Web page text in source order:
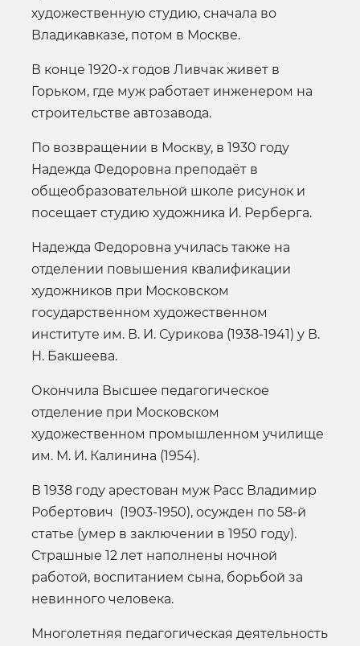
художественную студию, сначала во
Владикавказе, потом в Москве.
В конце 1920-х годов Ливчак живет в
Горьком, где муж работает инженером на
строительстве автозавода.
По возвращении в Москву, в 1930 году
Надежда Федоровна преподаёт в
общеобразовательной школе рисунок и
посещает студию художника И. Рерберга.
Надежда Федоровна училась также на
отделении повышения квалификации
художников при Московском
государственном художественном
институте им. В. И. Сурикова (1938-1941) у В.
Н. Бакшеева.
Окончила Высшее педагогическое
отделение при Московском
художественном промышленном училище
им. М. И. Калинина (1954).
В 1938 году арестован муж Расс Владимир
Робертович (1903-1950), осужден по 58-й
статье (умер в заключении в 1950 году).
Страшные 12 лет наполнены ночной
работой, воспитанием сына, борьбой за
невинного человека.
Многолетняя педагогическая деятельность